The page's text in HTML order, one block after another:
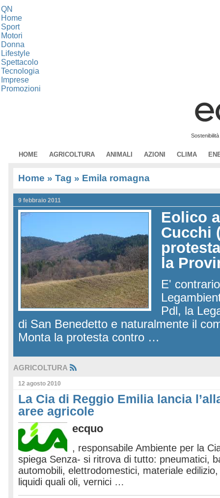
QN
Home
Sport
Motori
Donna
Lifestyle
Spettacolo
Tecnologia
Imprese
Promozioni
HOME AGRICOLTURA ANIMALI AZIONI CLIMA
Home » Tag » Emila romagna
9 febbraio 2011
Eolico
Cucchi
la
E'
Pdl, la
di San Benedetto e naturalmente il
Monta la protesta contro …
AGRICOLTURA
12 agosto 2010
La Cia di Reggio Emilia lancia
aree agricole
ecquo
, responsabile Ambiente per la
spiega Senza- si ritrova di tutto: pneumatici,
automobili, elettrodomestici, materiale
liquidi quali oli, vernici …